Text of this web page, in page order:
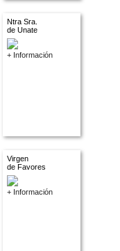
Ntra Sra.
de Unate
+ Información
Virgen
de Favores
+ Información